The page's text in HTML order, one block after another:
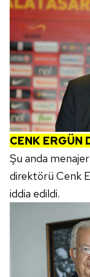
CENK ERGÜN
Şu anda
direktörü Cenk
iddia edildi.